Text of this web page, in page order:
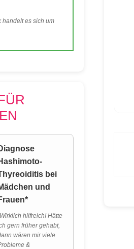
handelt es sich um
bei
und
„Wirklich hilfreich! Hätte
gern früher gehabt,
wären mir viele
&